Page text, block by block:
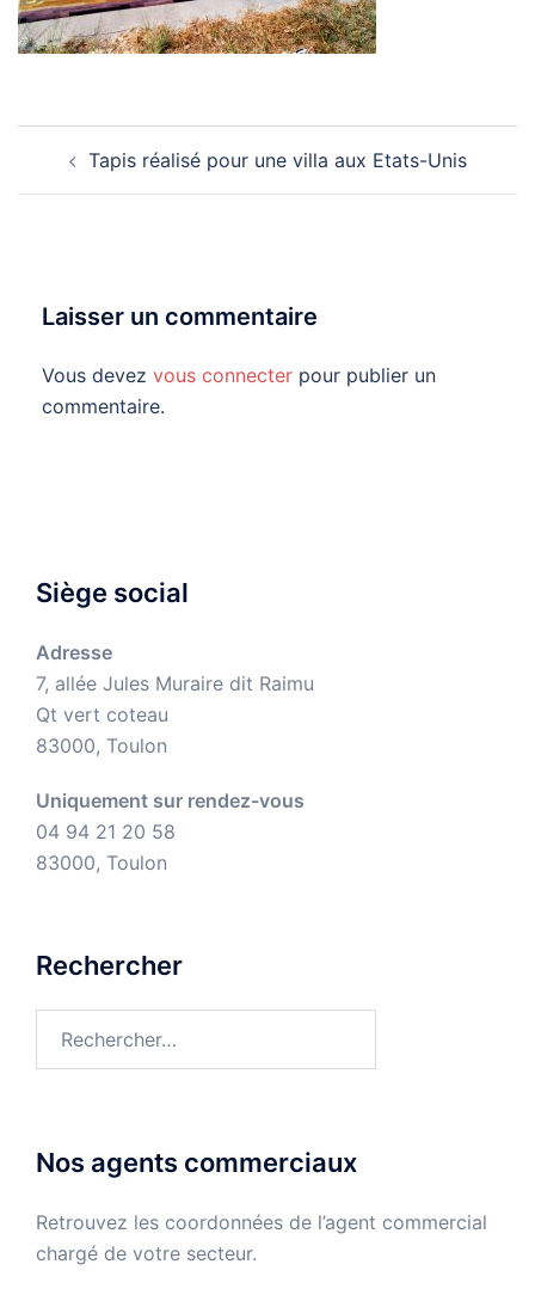
d’articleTapis réalisé pour une villa aux Etats-Unis
Laisser un commentaire
Vous devez vous connecter pour publier un
commentaire.
Siège social
Adresse
7, allée Jules Muraire dit Raimu
Qt vert coteau
83000, Toulon
Uniquement sur rendez-vous
04 94 21 20 58
83000, Toulon
Rechercher
Nos agents commerciaux
Retrouvez les coordonnées de l’agent commercial
chargé de votre secteur.